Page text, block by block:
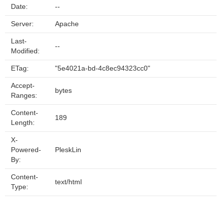
Date: --
Server: Apache
Last-
Modified:
--
ETag: "5e4021a-bd-4c8ec94323cc0"
Accept-
Ranges:
bytes
Content-
Length:
189
X-
Powered-
By:
PleskLin
Content-
Type:
text/html